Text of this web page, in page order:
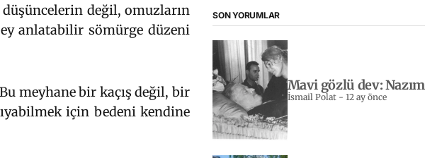
değil, omuzların
anlatabilir sömürge düzeni
meyhane bir kaçış değil, bir
için bedeni kendine
SON YORUMLAR
Mavi gözlü dev: Nazım
İsmail Polat- 12 ay önce